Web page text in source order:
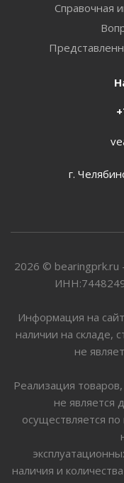
Справочная
г.
2026 ©
Информация на
наличии на складе,
не
Реализация
не является
осуществляется
наличия и